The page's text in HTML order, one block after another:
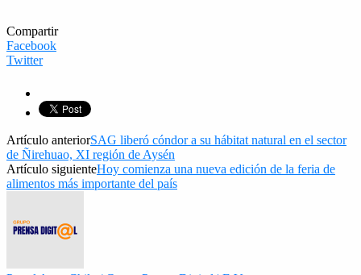
Compartir
Facebook
Twitter
Artículo anteriorSAG liberó cóndor a su hábitat natural en el sector
de Ñirehuao, XI región de Aysén
Artículo siguienteHoy comienza una nueva edición de la feria de
alimentos más importante del país